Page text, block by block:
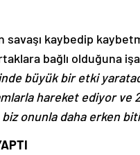
savaşı kaybedip
bağlı olduğuna
büyük bir etki
hareket ediyor ve
biz onunla daha erken